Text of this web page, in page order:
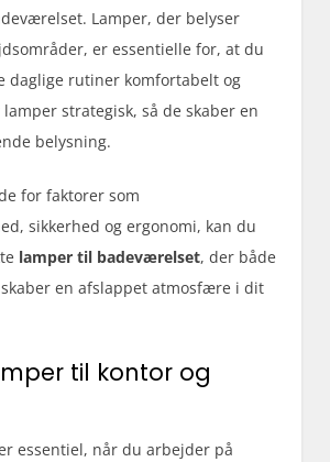
Lamper, der belyser
er essentielle for, at du
daglige rutiner komfortabelt og
strategisk, så de skaber en
belysning.
for faktorer som
sikkerhed og ergonomi, kan du
lamper til badeværelset, der både
en afslappet atmosfære i dit
til kontor og
essentiel, når du arbejder på